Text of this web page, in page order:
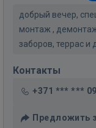
добрый вечер,
монтаж ,
заборов, террас и
Контакты
+371 *** *** 09
Предложить